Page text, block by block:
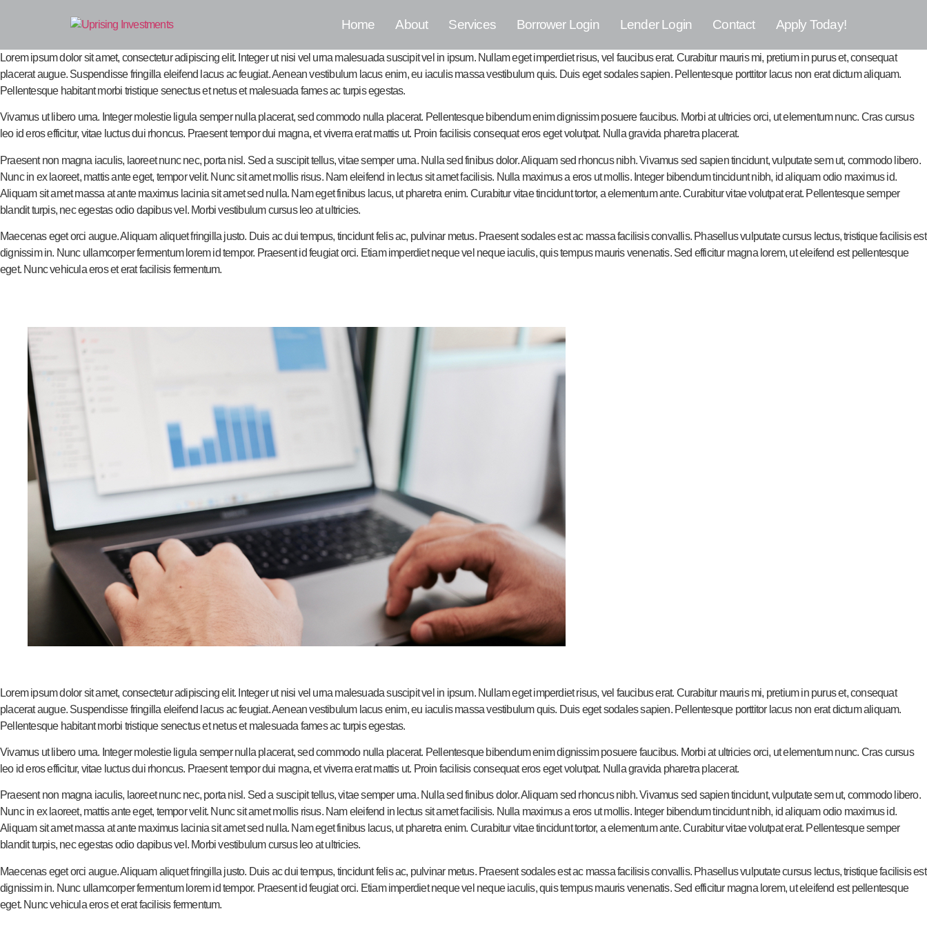
Home About Services Borrower Login Lender Login Contact Apply Today!
Lorem ipsum dolor sit amet, consectetur adipiscing elit. Integer ut nisi vel urna malesuada suscipit vel in ipsum. Nullam eget imperdiet risus, vel faucibus erat. Curabitur mauris mi, pretium in purus et, consequat
placerat augue. Suspendisse fringilla eleifend lacus ac feugiat. Aenean vestibulum lacus enim, eu iaculis massa vestibulum quis. Duis eget sodales sapien. Pellentesque porttitor lacus non erat dictum aliquam.
Pellentesque habitant morbi tristique senectus et netus et malesuada fames ac turpis egestas.
Vivamus ut libero urna. Integer molestie ligula semper nulla placerat, sed commodo nulla placerat. Pellentesque bibendum enim dignissim posuere faucibus. Morbi at ultricies orci, ut elementum nunc. Cras cursus
leo id eros efficitur, vitae luctus dui rhoncus. Praesent tempor dui magna, et viverra erat mattis ut. Proin facilisis consequat eros eget volutpat. Nulla gravida pharetra placerat.
Praesent non magna iaculis, laoreet nunc nec, porta nisl. Sed a suscipit tellus, vitae semper urna. Nulla sed finibus dolor. Aliquam sed rhoncus nibh. Vivamus sed sapien tincidunt, vulputate sem ut, commodo libero.
Nunc in ex laoreet, mattis ante eget, tempor velit. Nunc sit amet mollis risus. Nam eleifend in lectus sit amet facilisis. Nulla maximus a eros ut mollis. Integer bibendum tincidunt nibh, id aliquam odio maximus id.
Aliquam sit amet massa at ante maximus lacinia sit amet sed nulla. Nam eget finibus lacus, ut pharetra enim. Curabitur vitae tincidunt tortor, a elementum ante. Curabitur vitae volutpat erat. Pellentesque semper
blandit turpis, nec egestas odio dapibus vel. Morbi vestibulum cursus leo at ultricies.
Maecenas eget orci augue. Aliquam aliquet fringilla justo. Duis ac dui tempus, tincidunt felis ac, pulvinar metus. Praesent sodales est ac massa facilisis convallis. Phasellus vulputate cursus lectus, tristique facilisis est
dignissim in. Nunc ullamcorper fermentum lorem id tempor. Praesent id feugiat orci. Etiam imperdiet neque vel neque iaculis, quis tempus mauris venenatis. Sed efficitur magna lorem, ut eleifend est pellentesque
eget. Nunc vehicula eros et erat facilisis fermentum.
Lorem ipsum dolor sit amet, consectetur adipiscing elit. Integer ut nisi vel urna malesuada suscipit vel in ipsum. Nullam eget imperdiet risus, vel faucibus erat. Curabitur mauris mi, pretium in purus et, consequat
placerat augue. Suspendisse fringilla eleifend lacus ac feugiat. Aenean vestibulum lacus enim, eu iaculis massa vestibulum quis. Duis eget sodales sapien. Pellentesque porttitor lacus non erat dictum aliquam.
Pellentesque habitant morbi tristique senectus et netus et malesuada fames ac turpis egestas.
Vivamus ut libero urna. Integer molestie ligula semper nulla placerat, sed commodo nulla placerat. Pellentesque bibendum enim dignissim posuere faucibus. Morbi at ultricies orci, ut elementum nunc. Cras cursus
leo id eros efficitur, vitae luctus dui rhoncus. Praesent tempor dui magna, et viverra erat mattis ut. Proin facilisis consequat eros eget volutpat. Nulla gravida pharetra placerat.
Praesent non magna iaculis, laoreet nunc nec, porta nisl. Sed a suscipit tellus, vitae semper urna. Nulla sed finibus dolor. Aliquam sed rhoncus nibh. Vivamus sed sapien tincidunt, vulputate sem ut, commodo libero.
Nunc in ex laoreet, mattis ante eget, tempor velit. Nunc sit amet mollis risus. Nam eleifend in lectus sit amet facilisis. Nulla maximus a eros ut mollis. Integer bibendum tincidunt nibh, id aliquam odio maximus id.
Aliquam sit amet massa at ante maximus lacinia sit amet sed nulla. Nam eget finibus lacus, ut pharetra enim. Curabitur vitae tincidunt tortor, a elementum ante. Curabitur vitae volutpat erat. Pellentesque semper
blandit turpis, nec egestas odio dapibus vel. Morbi vestibulum cursus leo at ultricies.
Maecenas eget orci augue. Aliquam aliquet fringilla justo. Duis ac dui tempus, tincidunt felis ac, pulvinar metus. Praesent sodales est ac massa facilisis convallis. Phasellus vulputate cursus lectus, tristique facilisis est
dignissim in. Nunc ullamcorper fermentum lorem id tempor. Praesent id feugiat orci. Etiam imperdiet neque vel neque iaculis, quis tempus mauris venenatis. Sed efficitur magna lorem, ut eleifend est pellentesque
eget. Nunc vehicula eros et erat facilisis fermentum.